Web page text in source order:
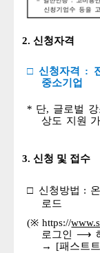
2. 신청자격
□ 신청자격 :
중소기업
* 단, 글로벌
상도 지원
3. 신청 및 접수
□ 신청방법 :
로드
(※ https://
로그인
⟶
→
[패스트